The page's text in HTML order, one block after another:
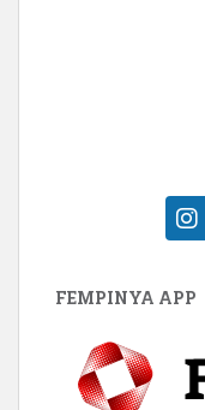
FEMPINYA APP